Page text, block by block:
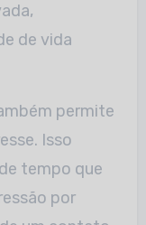
de vida
permite
Isso
tempo que
por